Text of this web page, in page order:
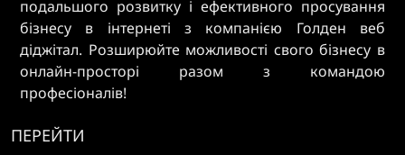
подальшого розвитку і ефективного просування
бізнесу в інтернеті з компанією Голден веб
діджітал. Розширюйте можливості свого бізнесу в
онлайн-просторі разом з командою
професіоналів!
ПЕРЕЙТИ